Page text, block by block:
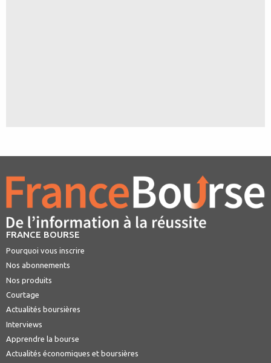
FRANCE BOURSE
Pourquoi vous inscrire
Nos abonnements
Nos produits
Courtage
Actualités boursières
Interviews
Apprendre la bourse
Actualités économiques et boursières